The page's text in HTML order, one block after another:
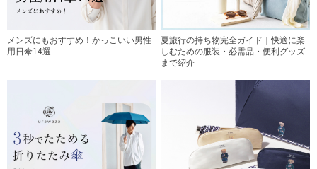
メンズにもおすすめ！かっこいい男性
用日傘14選
夏旅行の持ち物完全ガイド｜快適に楽
しむための服装・必需品・便利グッズ
まで紹介